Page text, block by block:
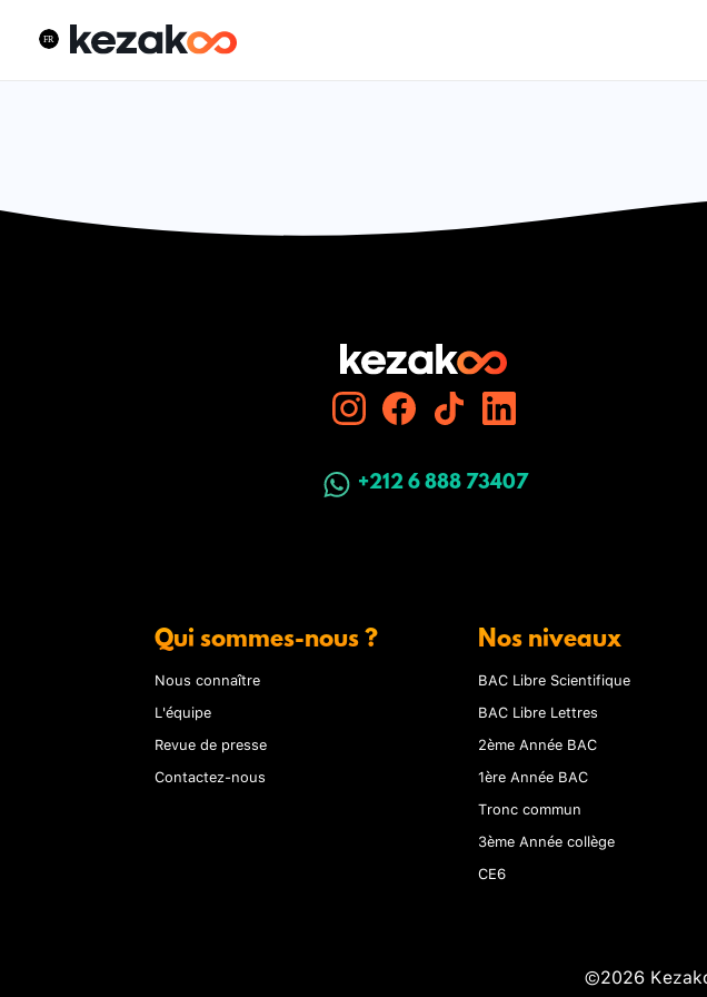
+212 6 888 73407
Qui sommes-nous ?
Nous connaître
L'équipe
Revue de presse
Contactez-nous
Nos niveaux
BAC Libre Scientifique
BAC Libre Lettres
2ème Année BAC
1ère Année BAC
Tronc commun
3ème Année collège
CE6
©2026